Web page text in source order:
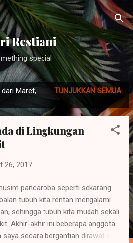
ke konten utama
Restiani
special
Maret,
TUNJUKKAN SEMUA
di Lingkungan
26, 2017
pancaroba seperti sekarang
tubuh kita rentan mengalami
sehingga tubuh kita mudah sekali
Akhir-akhir ini beberapa anggota
saya secara bergantian dirawat di